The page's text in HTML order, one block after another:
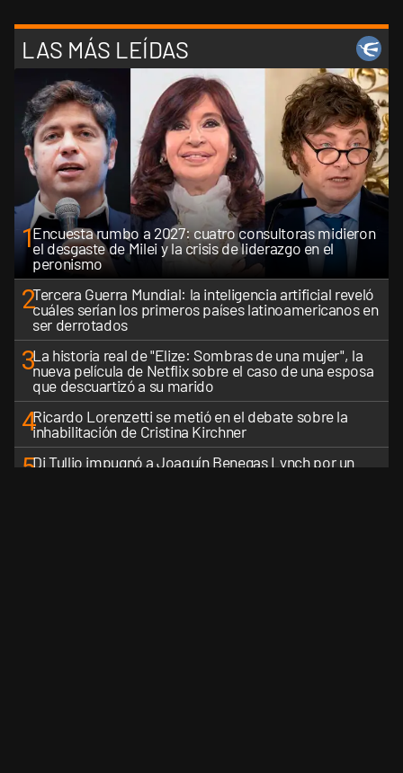
LAS MÁS LEÍDAS
1Encuesta rumbo a 2027: cuatro consultoras midieron
el desgaste de Milei y la crisis de liderazgo en el
peronismo
2Tercera Guerra Mundial: la inteligencia artificial reveló
cuáles serían los primeros países latinoamericanos en
ser derrotados
3La historia real de "Elize: Sombras de una mujer", la
nueva película de Netflix sobre el caso de una esposa
que descuartizó a su marido
4Ricardo Lorenzetti se metió en el debate sobre la
inhabilitación de Cristina Kirchner
5Di Tullio impugnó a Joaquín Benegas Lynch por un